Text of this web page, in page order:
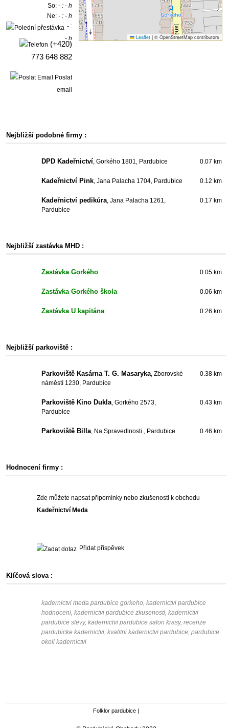
So:- : - h
Ne:- : - h
- :
- h
(+420)
773 648 882
Poslat
email
Leaflet |© OpenStreetMap contributors
Nejbližší podobné firmy :
DPD Kadeřnictví, Gorkého 1801, Pardubice 0.07 km
Kadeřnictví Pink, Jana Palacha 1704, Pardubice 0.12 km
Kadeřnictví pedikúra, Jana Palacha 1261,
Pardubice
0.17 km
Nejbližší zastávka MHD :
Zastávka Gorkého 0.05 km
Zastávka Gorkého škola 0.06 km
Zastávka U kapitána 0.26 km
Nejbližší parkoviště :
Parkoviště Kasárna T. G. Masaryka, Zborovské
náměstí 1230, Pardubice
0.38 km
Parkoviště Kino Dukla, Gorkého 2573,
Pardubice
0.43 km
Parkoviště Billa, Na Spravedlnosti , Pardubice 0.46 km
Hodnocení firmy :
Zde můžete napsat přípomínky nebo zkušenosti k obchodu
Kadeřnictví Meda
Přidat příspěvek
Klíčová slova :
kadernictvi meda pardubice gorkeho, kadernictvi pardubice
hodnoceni, kadernictvi pardubice zkusenosti, kadernictvi
pardubice slevy, kadernictvi pardubice salon krasy, recenze
pardubicke kadernictvi, kvalitni kadernictvi pardubice, pardubice
okoli kadernictvi
Folklor pardubice